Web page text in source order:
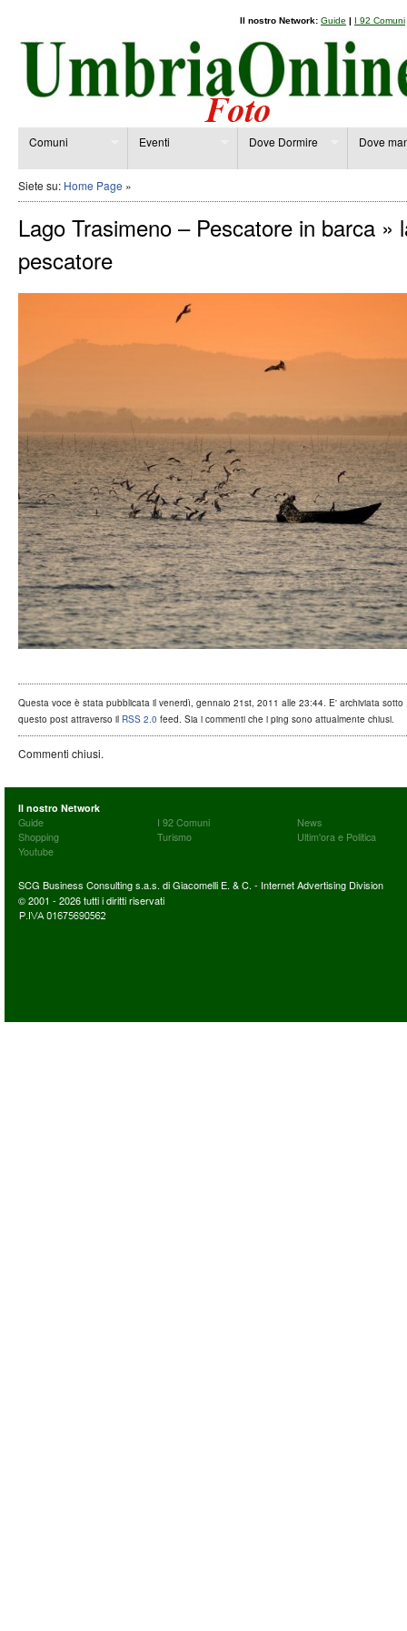
Il nostro Network: Guide | I 92 Comuni
Comuni Eventi Dove Dormire Dove
Siete su: Home Page »
Lago Trasimeno – Pescatore in barca »
pescatore
Questa voce è stata pubblicata il venerdì, gennaio 21st, 2011 alle 23:44. E' archiviata
questo post attraverso il RSS 2.0 feed. Sia i commenti che i ping sono attualmente chiusi.
Commenti chiusi.
Il nostro Network
Guide
I 92 Comuni
News
Shopping
Turismo
Ultim'ora e Politica
Youtube
SCG Business Consulting s.a.s. di Giacomelli E. & C. - Internet Advertising Division
© 2001 - 2026 tutti i diritti riservati